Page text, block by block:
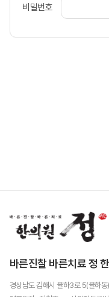
비밀번호
바른진찰 바른치료 정
경상남도 김해시 율하3로 5(율하동)